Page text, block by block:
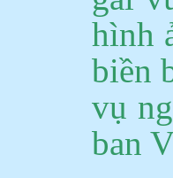
hình
biền
vụ
ban